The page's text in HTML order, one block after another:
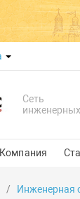
Сеть
Компания
Инженерная